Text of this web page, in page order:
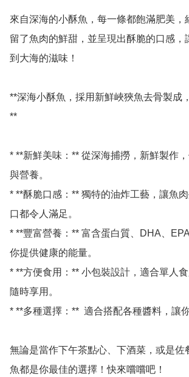
來自深海的小酥魚，每一條都飽滿肥美，
留了魚肉的鮮甜，並呈現出酥脆的口感，
到大海的滋味！
**深海小酥魚，採用新鮮峽狹魚去骨製成
**
* **新鮮美味：** 從深海捕撈，新鮮製作
與營養。
* **酥脆口感：** 獨特的油炸工藝，讓魚
口都令人滿足。
* **豐富營養：** 富含蛋白質、DHA、
你提供健康的能量。
* **方便食用：** 小包裝設計，適合單人食
隨時享用。
* **多種選擇：**  適合搭配各種醬料，讓
無論是當作下午茶點心、下酒菜，或是佐